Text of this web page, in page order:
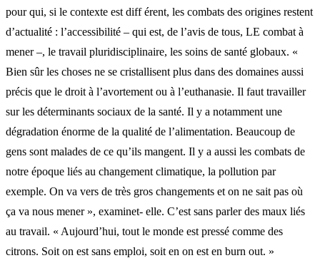
pour qui, si le contexte est diff érent, les combats des origines restent
d’actualité : l’accessibilité – qui est, de l’avis de tous, LE combat à
mener –, le travail pluridisciplinaire, les soins de santé globaux. «
Bien sûr les choses ne se cristallisent plus dans des domaines aussi
précis que le droit à l’avortement ou à l’euthanasie. Il faut travailler
sur les déterminants sociaux de la santé. Il y a notamment une
dégradation énorme de la qualité de l’alimentation. Beaucoup de
gens sont malades de ce qu’ils mangent. Il y a aussi les combats de
notre époque liés au changement climatique, la pollution par
exemple. On va vers de très gros changements et on ne sait pas où
ça va nous mener », examinet- elle. C’est sans parler des maux liés
au travail. « Aujourd’hui, tout le monde est pressé comme des
citrons. Soit on est sans emploi, soit en on est en burn out. »